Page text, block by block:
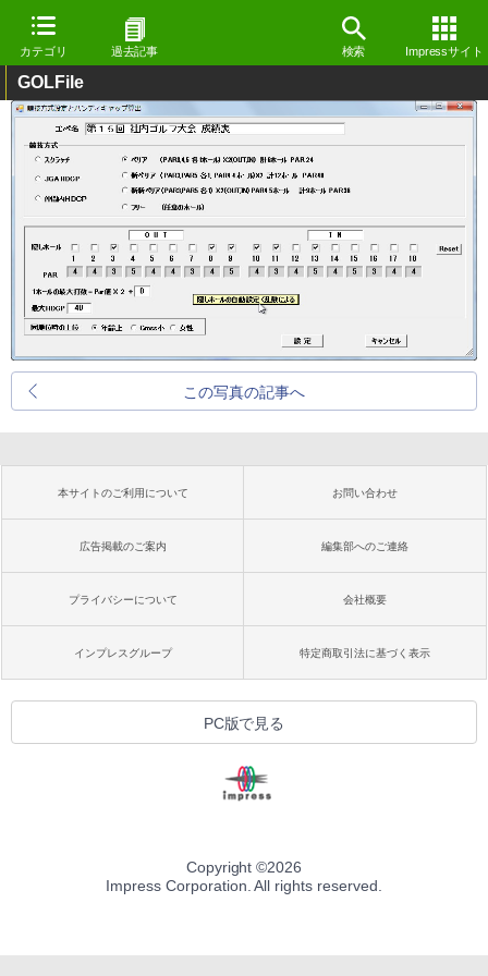
カテゴリ 過去記事 検索 Impressサイト
GOLFile
この写真の記事へ
本サイトのご利用について お問い合わせ
広告掲載のご案内 編集部へのご連絡
プライバシーについて 会社概要
インプレスグループ 特定商取引法に基づく表示
PC版で見る
Copyright ©2026
Impress Corporation. All rights reserved.